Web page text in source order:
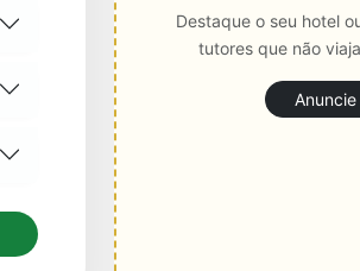
Destaque o seu hotel
tutores que não
Anuncie